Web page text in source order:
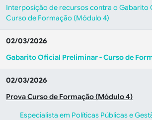
Interposição de recursos contra o Gabarito
Curso de Formação (Módulo 4)
02/03/2026
Gabarito Oficial Preliminar - Curso de
02/03/2026
Prova Curso de Formação (Módulo 4)
Especialista em Políticas Públicas e